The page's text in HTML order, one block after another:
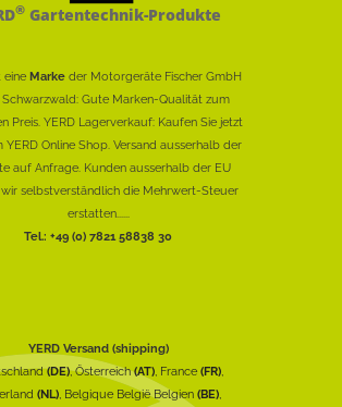
®Gartentechnik-Produkte
eine Marke der Motorgeräte Fischer GmbH
Schwarzwald: Gute Marken-Qualität zum
Preis. YERD Lagerverkauf: Kaufen Sie jetzt
YERD Online Shop. Versand ausserhalb der
auf Anfrage. Kunden ausserhalb der EU
selbstverständlich die Mehrwert-Steuer
erstatten......
Tel.: +49 (0) 7821 58838 30
YERD Versand (shipping)
(DE), Österreich(AT), France (FR),
(NL), Belgique België Belgien (BE),